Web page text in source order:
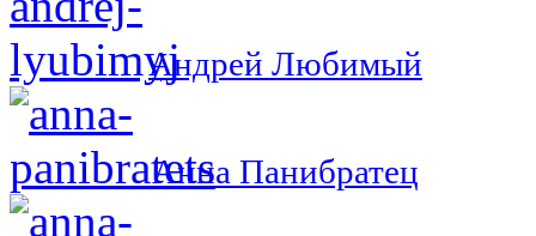
Андрей Любимый
Анна Панибратец